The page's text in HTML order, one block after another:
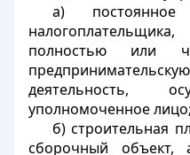
а) постоянное
полностью или
деятельность,
уполномоченное лицо;
б) строительная
сборочный объект,